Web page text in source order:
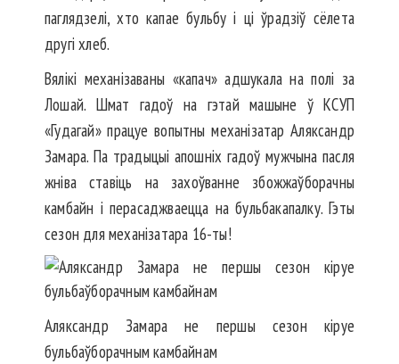
паглядзелі, хто капае бульбу і ці ўрадзіў сёлета
другі хлеб.
Вялікі механізаваны «капач» адшукала на полі за
Лошай. Шмат гадоў на гэтай машыне ў КСУП
«Гудагай» працуе вопытны механізатар Аляксандр
Замара. Па традыцыі апошніх гадоў мужчына пасля
жніва ставіць на захоўванне збожжаўборачны
камбайн і перасаджваецца на бульбакапалку. Гэты
сезон для механізатара 16-ты!
Аляксандр Замара не першы сезон кіруе
бульбаўборачным камбайнам